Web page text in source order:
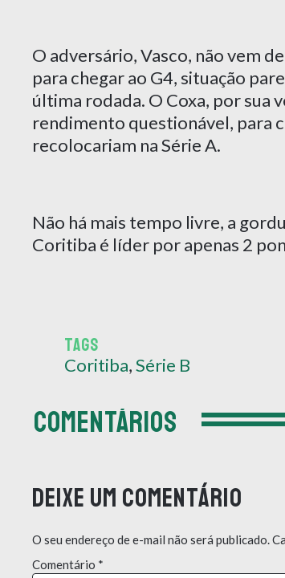
O adversário, Vasco, não vem
para chegar ao G4, situação
última rodada. O Coxa, por sua
rendimento questionável, para
recolocariam na Série A.
Não há mais tempo livre, a
Coritiba é líder por apenas 2
TAGS
Coritiba,Série B
COMENTÁRIOS
Deixe um comentário
O seu endereço de e-mail não será publicado.
Comentário *